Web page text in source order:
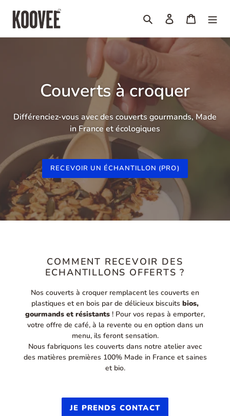
direttamente
contenuti
Cerca Accedi Carrello
Couverts à croquer
Différenciez-vous avec des couverts gourmands, Made
in France et écologiques
RECEVOIR UN ÉCHANTILLON (PRO)
COMMENT RECEVOIR DES
ECHANTILLONS OFFERTS ?
Nos couverts à croquer remplacent les couverts en
plastiques et en bois par de délicieux biscuits bios,
gourmands et résistants ! Pour vos repas à emporter,
votre offre de café, à la revente ou en option dans un
menu, ils feront sensation.
Nous fabriquons les couverts dans notre atelier avec
des matières premières 100% Made in France et saines
et bio.
JE PRENDS CONTACT